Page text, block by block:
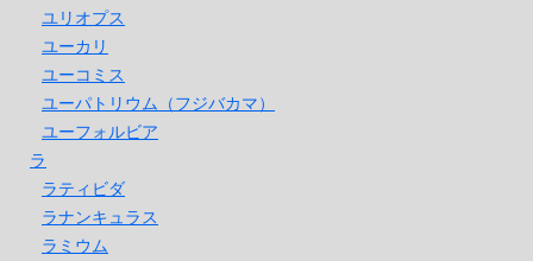
ユリオプス
ユーカリ
ユーコミス
ユーパトリウム（フジバカマ）
ユーフォルビア
ラ
ラティビダ
ラナンキュラス
ラミウム